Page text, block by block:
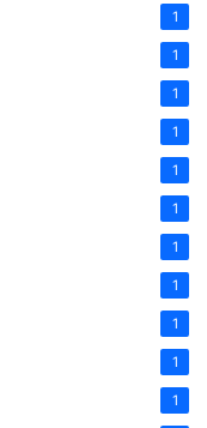
1
1
1
1
1
1
1
1
1
1
1